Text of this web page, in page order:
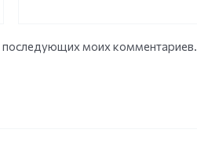
последующих моих комментариев.